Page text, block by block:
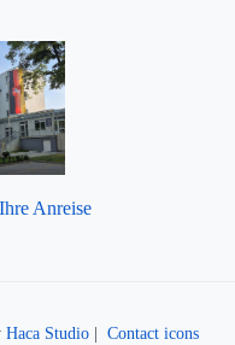
Anreise
Haca Studio Contact icons